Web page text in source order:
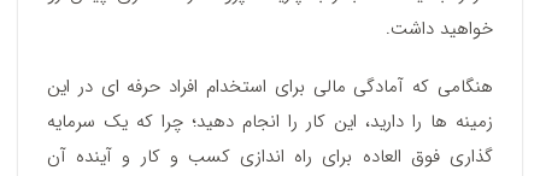
خواهید داشت.
هنگامی که آمادگی مالی برای استخدام افراد حرفه ای در این
زمینه ها را دارید، این کار را انجام دهید؛ چرا که یک سرمایه
گذاری فوق العاده برای راه اندازی کسب و کار و آینده آن